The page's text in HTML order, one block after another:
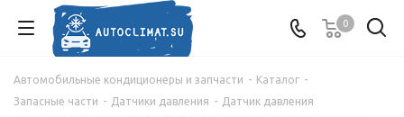
0
Автомобильные кондиционеры и запчасти - Каталог -
Запасные части - Датчики давления - Датчик давления